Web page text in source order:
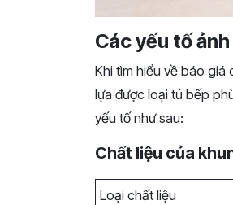
Các yếu tố
Khi tìm hiểu về báo
lựa được loại tủ bếp
yếu tố như sau:
Chất liệu của
Loại chất liệu